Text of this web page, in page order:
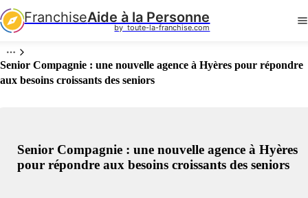
FranchiseAide à la Personne
by  toute-la-franchise.com
Senior Compagnie : une nouvelle agence à Hyères pour répondre
aux besoins croissants des seniors
Senior Compagnie : une nouvelle agence à Hyères
pour répondre aux besoins croissants des seniors